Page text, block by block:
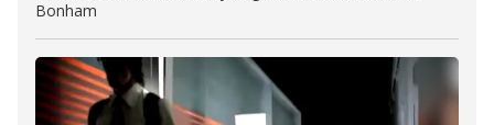
Bonham